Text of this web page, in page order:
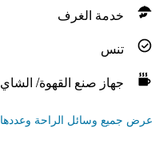
خدمة الغرف
تنس
جهاز صنع القهوة/ الشاي
عرض جميع وسائل الراحة وعددها 97